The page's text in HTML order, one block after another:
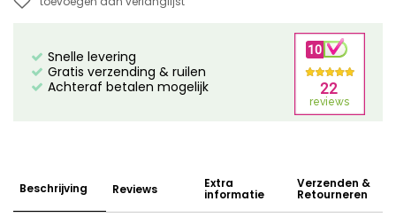
Snelle levering
Gratis verzending & ruilen
Achteraf betalen mogelijk
Beschrijving Reviews Extra
informatie
Verzenden &
Retourneren